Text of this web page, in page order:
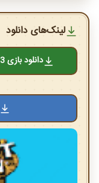
لینک‌های دانلود
دانلود بازی Rune Factory 3 برای Nintendo DS